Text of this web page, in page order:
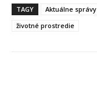
TAGY Aktuálne správy
životné prostredie